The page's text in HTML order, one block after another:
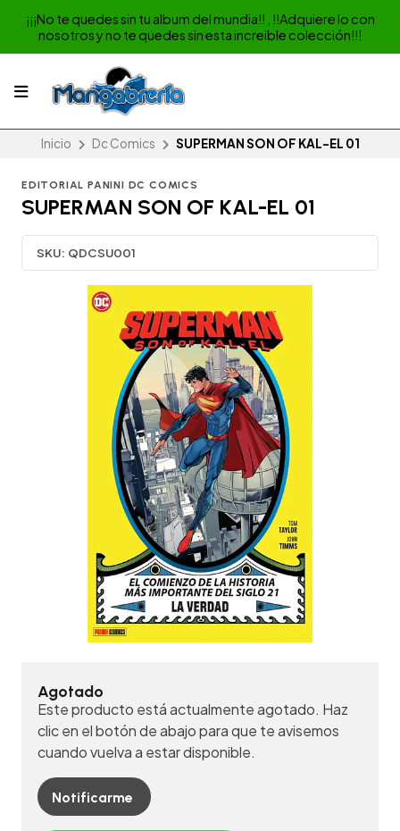
¡¡¡No te quedes sin tu album del mundia!! , !!Adquiere lo con
nosotros y no te quedes sin esta increible colección!!!
Inicio Dc Comics SUPERMAN SON OF KAL-EL 01
EDITORIAL PANINI DC COMICS
SUPERMAN SON OF KAL-EL 01
SKU: QDCSU001
Agotado
Este producto está actualmente agotado. Haz
clic en el botón de abajo para que te avisemos
cuando vuelva a estar disponible.
Notificarme